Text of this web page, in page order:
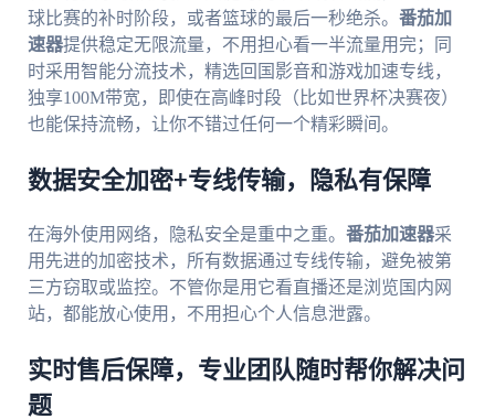
球比赛的补时阶段，或者篮球的最后一秒绝杀。 番茄加
速器提供稳定无限流量，不用担心看一半流量用完；同
时采用智能分流技术，精选回国影音和游戏加速专线，
独享100M带宽，即使在高峰时段（比如世界杯决赛夜）
也能保持流畅，让你不错过任何一个精彩瞬间。
数据安全加密+专线传输，隐私有保障
在海外使用网络，隐私安全是重中之重。 番茄加速器采
用先进的加密技术，所有数据通过专线传输，避免被第
三方窃取或监控。不管你是用它看直播还是浏览国内网
站，都能放心使用，不用担心个人信息泄露。
实时售后保障，专业团队随时帮你解决问
题